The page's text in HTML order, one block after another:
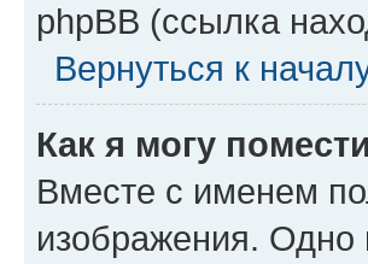
phpBB (ссылка
Вернуться к
Как я могу
Вместе с именем
изображения. Одно